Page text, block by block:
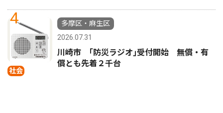
4
社会
多摩区・麻生区
2026.07.31
川崎市 ｢防災ラジオ｣受付開始 無償・有
償とも先着２千台